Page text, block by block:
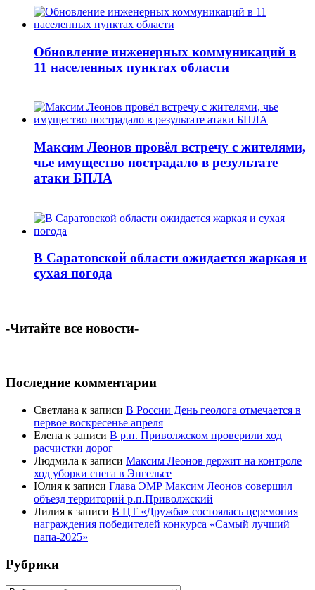
Обновление инженерных коммуникаций в
11 населенных пунктах области
Максим Леонов провёл встречу с жителями,
чье имущество пострадало в результате
атаки БПЛА
В Саратовской области ожидается жаркая и
сухая погода
-Читайте все новости-
Последние комментарии
Светлана к записи В России День геолога отмечается в
первое воскресенье апреля
Елена к записи В р.п. Приволжском проверили ход
расчистки дорог
Людмила к записи Максим Леонов держит на контроле
ход уборки снега в Энгельсе
Юлия к записи Глава ЭМР Максим Леонов совершил
объезд территорий р.п.Приволжский
Лилия к записи В ЦТ «Дружба» состоялась церемония
награждения победителей конкурса «Самый лучший
папа-2025»
Рубрики